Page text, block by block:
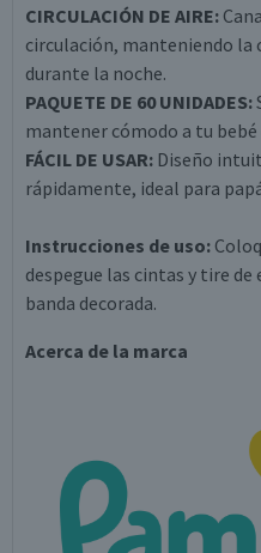
CIRCULACIÓN DE AIRE:
circulación, manteniendo la
durante la noche.
PAQUETE DE 60 UNIDADES:
mantener cómodo a tu
FÁCIL DE USAR: Diseño
rápidamente, ideal para
Instrucciones de uso:
despegue las cintas y tire
banda decorada.
Acerca de la marca